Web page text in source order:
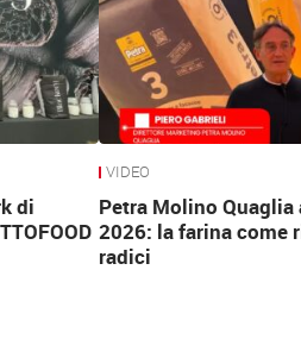
di
VIDEO
Petra Molino Quaglia
2026: la farina come
radici